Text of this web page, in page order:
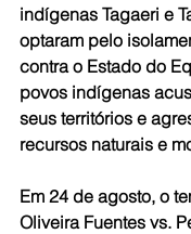
indígenas Tagaeri e
optaram pelo
contra o Estado do
povos indígenas
seus territórios e
recursos naturais e
Em 24 de agosto, o
Oliveira Fuentes vs.